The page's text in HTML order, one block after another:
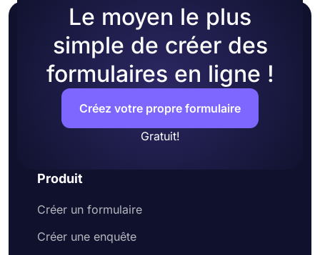
Quiz de vocabulaire
Quiz de culture générale
Quiz de sciences
Quiz de webinaire& plus
illimitées et de nombreuses fonctionnalités
puissantes sur son plan gratuit.
Le moyen le plus
simple de créer des
formulaires en ligne !
Créez votre propre formulaire
Gratuit!
Produit
Créer un formulaire
Créer une enquête